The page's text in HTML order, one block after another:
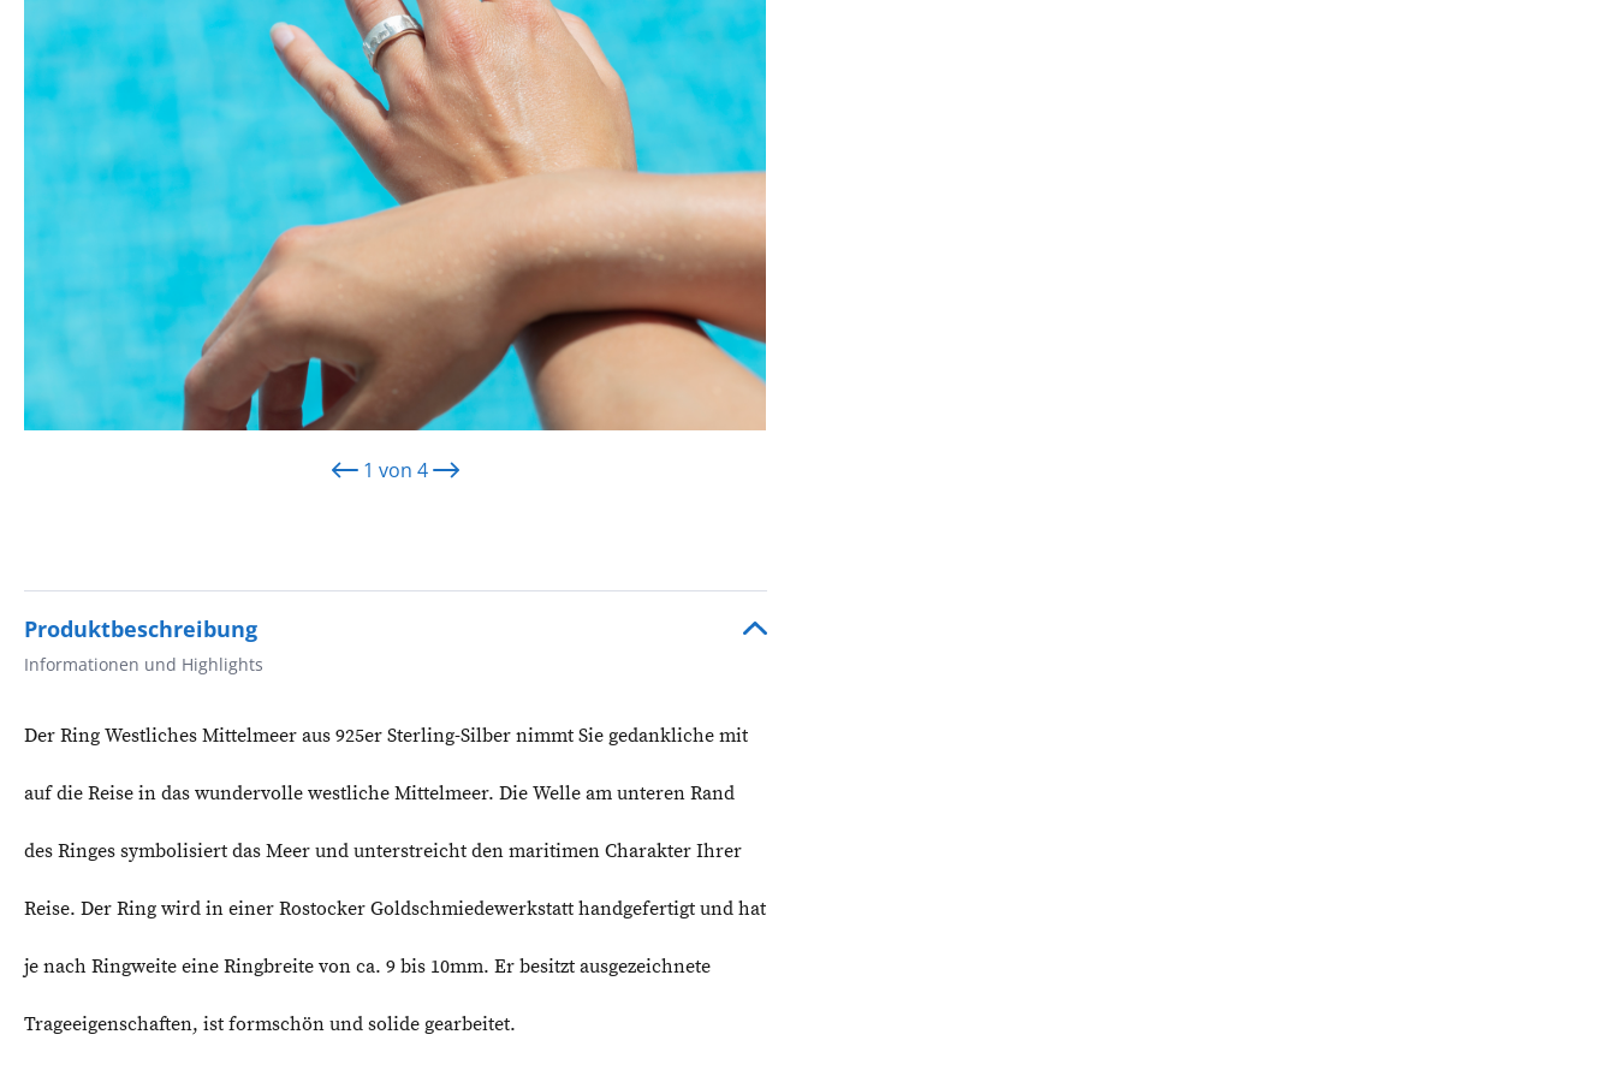
1 von 4
Produktbeschreibung
Informationen und Highlights
Der Ring Westliches Mittelmeer aus 925er Sterling-Silber nimmt Sie gedankliche mit
auf die Reise in das wundervolle westliche Mittelmeer. Die Welle am unteren Rand
des Ringes symbolisiert das Meer und unterstreicht den maritimen Charakter Ihrer
Reise. Der Ring wird in einer Rostocker Goldschmiedewerkstatt handgefertigt und hat
je nach Ringweite eine Ringbreite von ca. 9 bis 10mm. Er besitzt ausgezeichnete
Trageeigenschaften, ist formschön und solide gearbeitet.